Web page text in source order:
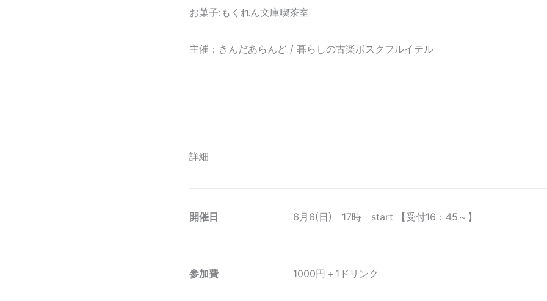
お菓子:もくれん文庫喫茶室
主催：きんだあらんど / 暮らしの古楽ボスクフルイテル
詳細
開催日 6月6(日) 17時 start 【受付16：45～】
参加費 1000円＋1ドリンク